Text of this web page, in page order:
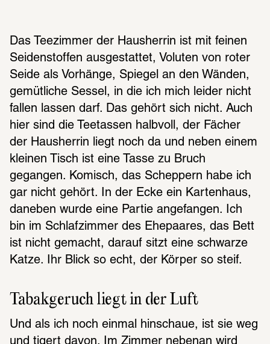
Das Teezimmer der Hausherrin ist mit feinen
Seidenstoffen ausgestattet, Voluten von roter
Seide als Vorhänge, Spiegel an den Wänden,
gemütliche Sessel, in die ich mich leider nicht
fallen lassen darf. Das gehört sich nicht. Auch
hier sind die Teetassen halbvoll, der Fächer
der Hausherrin liegt noch da und neben einem
kleinen Tisch ist eine Tasse zu Bruch
gegangen. Komisch, das Scheppern habe ich
gar nicht gehört. In der Ecke ein Kartenhaus,
daneben wurde eine Partie angefangen. Ich
bin im Schlafzimmer des Ehepaares, das Bett
ist nicht gemacht, darauf sitzt eine schwarze
Katze. Ihr Blick so echt, der Körper so steif.
Tabakgeruch liegt in der Luft
Und als ich noch einmal hinschaue, ist sie weg
und tigert davon. Im Zimmer nebenan wird